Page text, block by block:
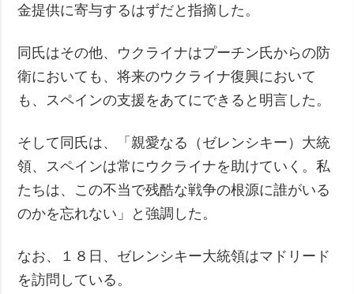
金提供に寄与するはずだと指摘した。
同氏はその他、ウクライナはプーチン氏からの防
衛においても、将来のウクライナ復興において
も、スペインの支援をあてにできると明言した。
そして同氏は、「親愛なる（ゼレンシキー）大統
領、スペインは常にウクライナを助けていく。私
たちは、この不当で残酷な戦争の根源に誰がいる
のかを忘れない」と強調した。
なお、１８日、ゼレンシキー大統領はマドリード
を訪問している。